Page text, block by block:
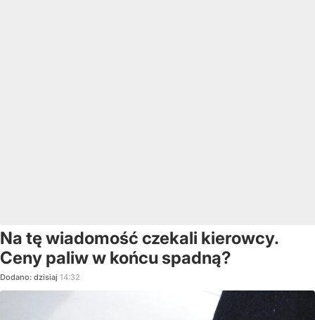
Na tę wiadomość czekali kierowcy.
Ceny paliw w końcu spadną?
Dodano: dzisiaj 14:32